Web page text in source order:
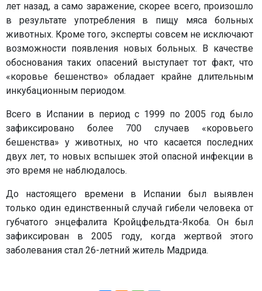
лет назад, а само заражение, скорее всего, произошло
в результате употребления в пищу мяса больных
животных. Кроме того, эксперты совсем не исключают
возможности появления новых больных. В качестве
обоснования таких опасений выступает тот факт, что
«коровье бешенство» обладает крайне длительным
инкубационным периодом.
Всего в Испании в период с 1999 по 2005 год было
зафиксировано более 700 случаев «коровьего
бешенства» у животных, но что касается последних
двух лет, то новых вспышек этой опасной инфекции в
это время не наблюдалось.
До настоящего времени в Испании был выявлен
только один единственный случай гибели человека от
губчатого энцефалита Кройцфельдта-Якоба. Он был
зафиксирован в 2005 году, когда жертвой этого
заболевания стал 26-летний житель Мадрида.